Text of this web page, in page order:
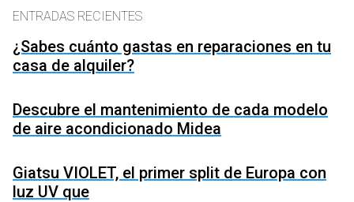
ENTRADAS RECIENTES
¿Sabes cuánto gastas en reparaciones en tu
casa de alquiler?
Descubre el mantenimiento de cada modelo
de aire acondicionado Midea
Giatsu VIOLET, el primer split de Europa con
luz UV que